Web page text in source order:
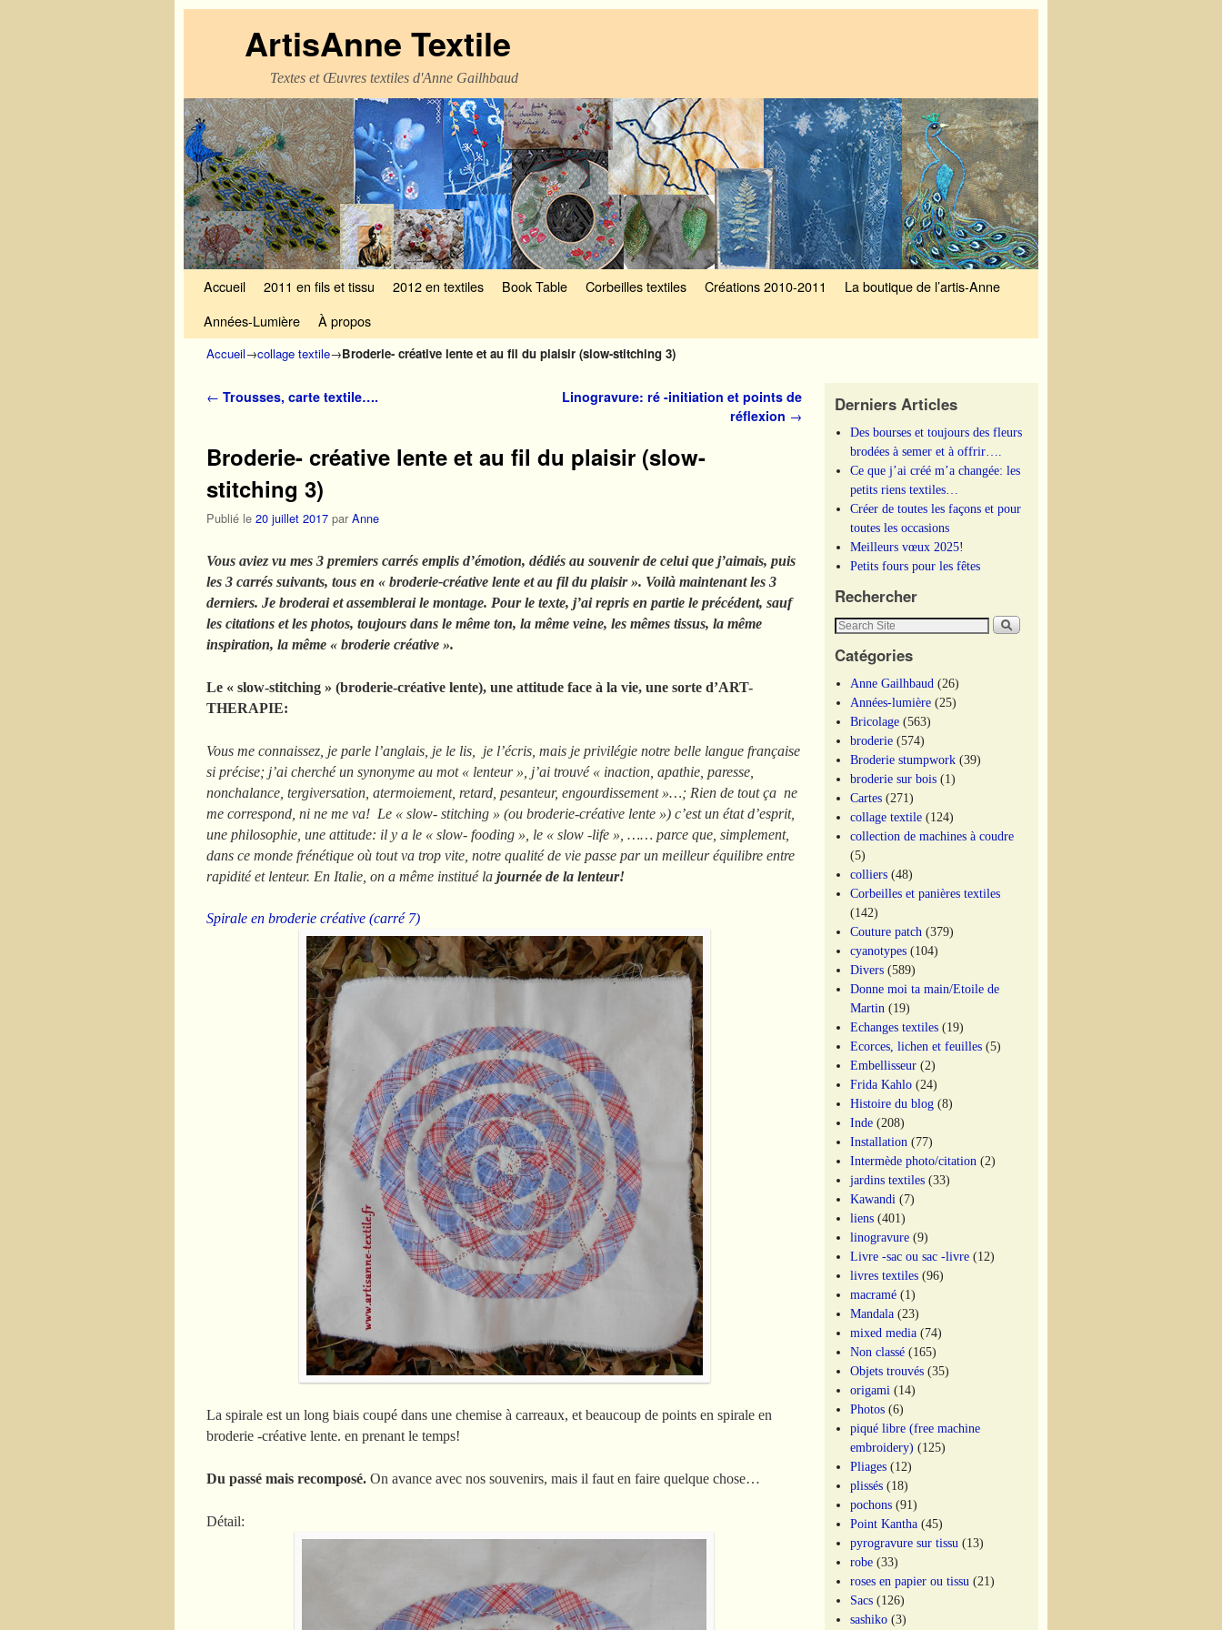
ArtisAnne Textile
Textes et Œuvres textiles d'Anne Gailhbaud
Accueil 2011 en fils et tissu 2012 en textiles Book Table Corbeilles textiles Créations 2010-2011
La boutique de l’artis-Anne
Années-Lumière
À propos
Accueil→collage textile→Broderie- créative lente et au fil du plaisir (slow-stitching 3)
Navigation des articles
← Trousses, carte textile….
Linogravure: ré -initiation et points de
réflexion →
Broderie- créative lente et au fil du plaisir (slow-
stitching 3)
Publié le 20 juillet 2017 par Anne
Vous aviez vu mes 3 premiers carrés emplis d’émotion, dédiés au souvenir de celui que j’aimais, puis
les 3 carrés suivants, tous en « broderie-créative lente et au fil du plaisir ». Voilà maintenant les 3
derniers. Je broderai et assemblerai le montage. Pour le texte, j’ai repris en partie le précédent, sauf
les citations et les photos, toujours dans le même ton, la même veine, les mêmes tissus, la même
inspiration, la même « broderie créative ».
Le « slow-stitching » (broderie-créative lente), une attitude face à la vie, une sorte d’ART-
THERAPIE:
Vous me connaissez, je parle l’anglais, je le lis, je l’écris, mais je privilégie notre belle langue française
si précise; j’ai cherché un synonyme au mot « lenteur », j’ai trouvé « inaction, apathie, paresse,
nonchalance, tergiversation, atermoiement, retard, pesanteur, engourdissement »…; Rien de tout ça ne
me correspond, ni ne me va! Le « slow- stitching » (ou broderie-créative lente ») c’est un état d’esprit,
une philosophie, une attitude: il y a le « slow- fooding », le « slow -life », …… parce que, simplement,
dans ce monde frénétique où tout va trop vite, notre qualité de vie passe par un meilleur équilibre entre
rapidité et lenteur. En Italie, on a même institué la journée de la lenteur!
Spirale en broderie créative (carré 7)
La spirale est un long biais coupé dans une chemise à carreaux, et beaucoup de points en spirale en
broderie -créative lente. en prenant le temps!
Du passé mais recomposé. On avance avec nos souvenirs, mais il faut en faire quelque chose…
Détail:
Derniers Articles
Des bourses et toujours des fleurs
brodées à semer et à offrir….
Ce que j’ai créé m’a changée: les
petits riens textiles…
Créer de toutes les façons et pour
toutes les occasions
Meilleurs vœux 2025!
Petits fours pour les fêtes
Rechercher
Catégories
Anne Gailhbaud (26)
Années-lumière (25)
Bricolage (563)
broderie (574)
Broderie stumpwork (39)
broderie sur bois (1)
Cartes (271)
collage textile (124)
collection de machines à coudre
(5)
colliers (48)
Corbeilles et panières textiles
(142)
Couture patch (379)
cyanotypes (104)
Divers (589)
Donne moi ta main/Etoile de
Martin (19)
Echanges textiles (19)
Ecorces, lichen et feuilles (5)
Embellisseur (2)
Frida Kahlo (24)
Histoire du blog (8)
Inde (208)
Installation (77)
Intermède photo/citation (2)
jardins textiles (33)
Kawandi (7)
liens (401)
linogravure (9)
Livre -sac ou sac -livre (12)
livres textiles (96)
macramé (1)
Mandala (23)
mixed media (74)
Non classé (165)
Objets trouvés (35)
origami (14)
Photos (6)
piqué libre (free machine
embroidery) (125)
Pliages (12)
plissés (18)
pochons (91)
Point Kantha (45)
pyrogravure sur tissu (13)
robe (33)
roses en papier ou tissu (21)
Sacs (126)
sashiko (3)